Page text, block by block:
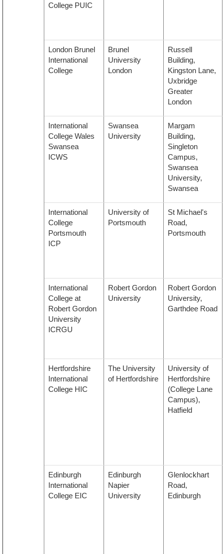
College PUIC
London Brunel
International
College
Brunel
University
London
Russell
Building,
Kingston Lane,
Uxbridge
Greater
London
International
College Wales
Swansea
ICWS
Swansea
University
Margam
Building,
Singleton
Campus,
Swansea
University,
Swansea
International
College
Portsmouth
ICP
University of
Portsmouth
St Michael's
Road,
Portsmouth
International
College at
Robert Gordon
University
ICRGU
Robert Gordon
University
Robert Gordon
University,
Garthdee Road
Hertfordshire
International
College HIC
The University
of Hertfordshire
University of
Hertfordshire
(College Lane
Campus),
Hatfield
Edinburgh
International
College EIC
Edinburgh
Napier
University
Glenlockhart
Road,
Edinburgh